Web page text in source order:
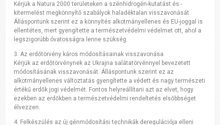
Kérjük a Natura 2000 területeken a szénhidrogén-kutatást és -
kitermelést megkönnyítő szabályok haladéktalan visszavonását.
Álláspontunk szerint ez a könnyítés alkotmányellenes és EU-joggal is
ellentétes, mert gyengítette a természetvédelmi védelmet ott, ahol a
legszigorúbb óvatosságra lenne szükség.
3. Az erdőtörvény káros módosításainak visszavonása
Kérjük az erdőtörvénynek az Ukrajna salátatörvénnyel bevezetett
módosításának visszavonását. Álláspontunk szerint ez az
alkotmányellenes változtatás gyengítette a védett és nagy természeti
értékű erdők jogi védelmét. Fontos helyreállítani azt az elvet, hogy
ezekben az erdőkben a természetvédelmi rendeltetés elsőbbséget
élvezzen.
4. Felkészülés az új génmódosítási technikák deregulációja elleni